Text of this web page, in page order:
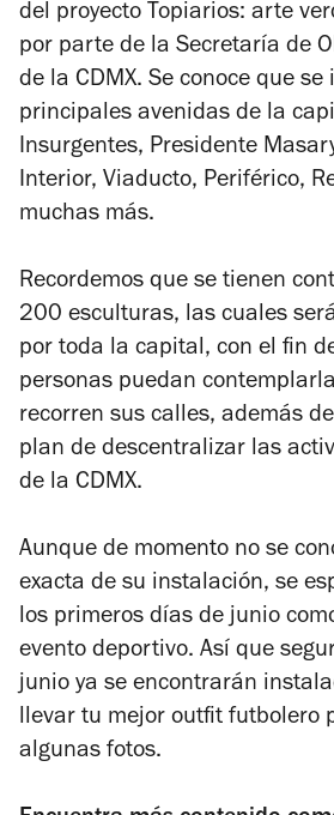
del proyecto Topiarios: arte
por parte de la Secretaría de
de la CDMX. Se conoce que
principales avenidas de la
Insurgentes, Presidente
Interior, Viaducto, Periférico,
muchas más.
Recordemos que se tienen
200 esculturas, las cuales
por toda la capital, con el fin
personas puedan
recorren sus calles, además
plan de descentralizar las
de la CDMX.
Aunque de momento no se
exacta de su instalación, se
los primeros días de junio
evento deportivo. Así que
junio ya se encontrarán
llevar tu mejor outfit futbolero
algunas fotos.